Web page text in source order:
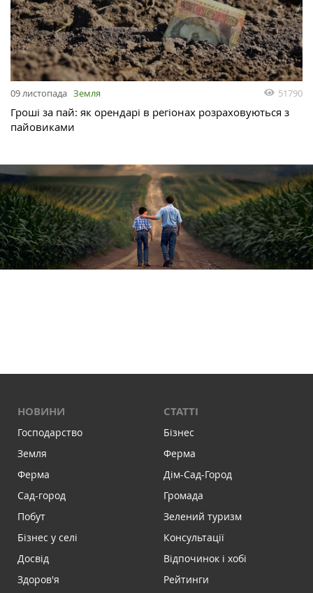
09 листопада Земля 51790
Гроші за пай: як орендарі в регіонах розраховуються з
пайовиками
НОВИНИ
Господарство
Земля
Ферма
Сад-город
Побут
Бізнес у селі
Досвід
Здоров'я
СТАТТІ
Бізнес
Ферма
Дім-Сад-Город
Громада
Зелений туризм
Консультації
Відпочинок і хобі
Рейтинги